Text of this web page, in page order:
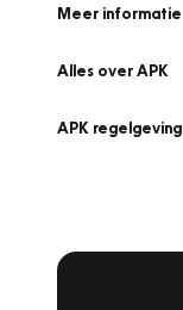
Meer informatie
Alles over APK
APK regelgeving